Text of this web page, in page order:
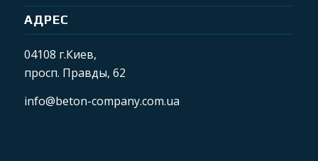
АДРЕС
04108 г.Киев,
просп. Правды, 62
info@beton-company.com.ua